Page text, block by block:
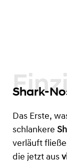
Shark-
Das Erste,
schlankere
verläuft
die jetzt aus